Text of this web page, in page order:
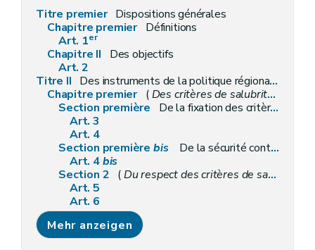
Titre premier Dispositions générales
Chapitre premier Définitions
Art. 1er
Chapitre II
Des objectifs
Art. 2
Titre II Des instruments de la politique régionale du logement
Chapitre premier (Des critères de salubrité des logements et de la présence de détecteurs d'incendie
Section première
De la fixation des critères de salubrité
Art. 3
Art. 4
Section première bis
De la sécurité contre les risques d'incendie des logements par la présence de détecteurs d'incendie
Art. 4bis
Section 2 (Du respect des critères de salubrité et de la présence de détecteurs d'incendie
Art. 5
Art. 6
Art. 7
Art. 7bis
Art. 8
Mehr anzeigen